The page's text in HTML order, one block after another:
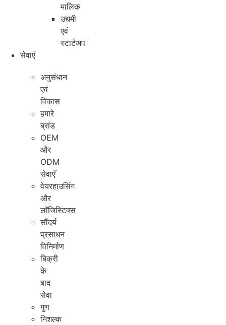
मालिक
उद्यमी
एवं
स्टार्टअप
सेवाएं
अनुसंधान
एवं
विकास
हमारे
ब्रांड
OEM
और
ODM
सेवाएँ
वेयरहाउसिंग
और
लॉजिस्टिक्स
सौंदर्य
प्रसाधन
विनिर्माण
बिक्री
के
बाद
सेवा
गुण
निशल्क